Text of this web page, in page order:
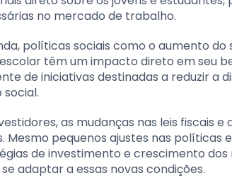
no mercado de trabalho.
políticas sociais como o aumento
têm um impacto direto em seu
de iniciativas destinadas a reduzir a
as mudanças nas leis fiscais
Mesmo pequenos ajustes nas
de investimento e crescimento dos
adaptar a essas novas condições.